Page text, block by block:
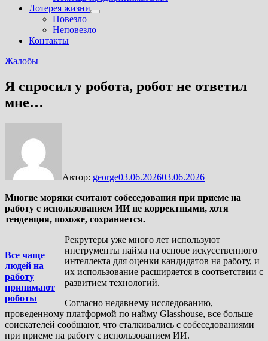
подменю
Лотерея жизни
Показать
Повезло
Неповезло
Контакты
Жалобы
Я спросил у робота, робот не ответил
мне…
Автор: george03.06.202603.06.2026
Многие моряки считают собеседования при приеме на
работу с использованием ИИ не корректными, хотя
тенденция, похоже, сохраняется.
Все чаще
людей на
работу
принимают
роботы
Рекрутеры уже много лет используют
инструменты найма на основе искусственного
интеллекта для оценки кандидатов на работу, и
их использование расширяется в соответствии с
развитием технологий.
Согласно недавнему исследованию,
проведенному платформой по найму Glasshouse, все больше
соискателей сообщают, что сталкивались с собеседованиями
при приеме на работу с использованием ИИ.